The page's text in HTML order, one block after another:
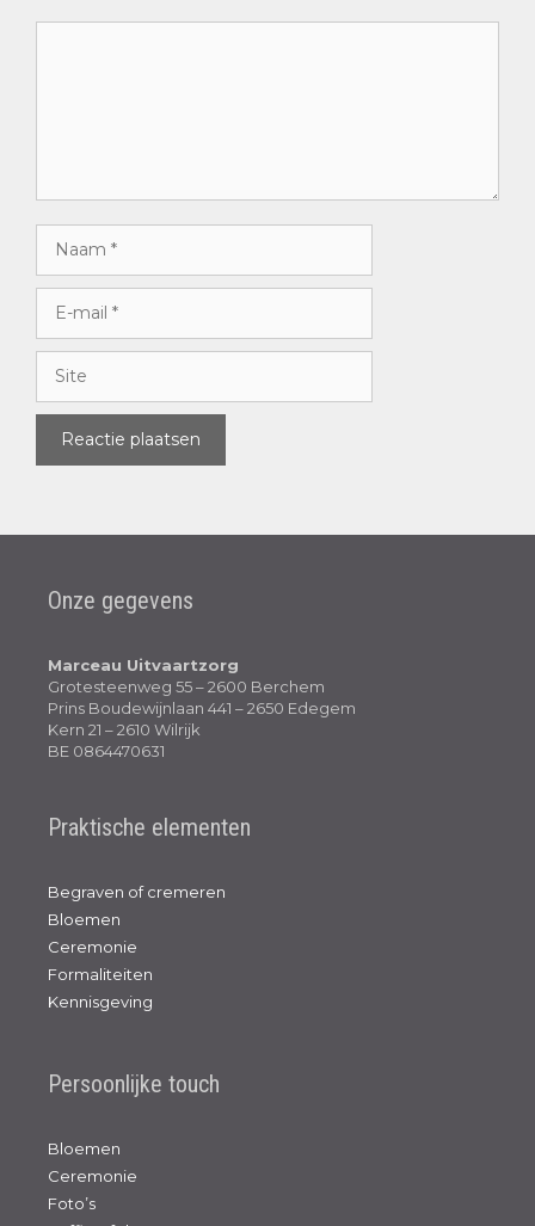
Onze gegevens
Marceau Uitvaartzorg
Grotesteenweg 55 – 2600 Berchem
Prins Boudewijnlaan 441 – 2650 Edegem
Kern 21 – 2610 Wilrijk
BE 0864470631
Praktische elementen
Begraven of cremeren
Bloemen
Ceremonie
Formaliteiten
Kennisgeving
Persoonlijke touch
Bloemen
Ceremonie
Foto’s